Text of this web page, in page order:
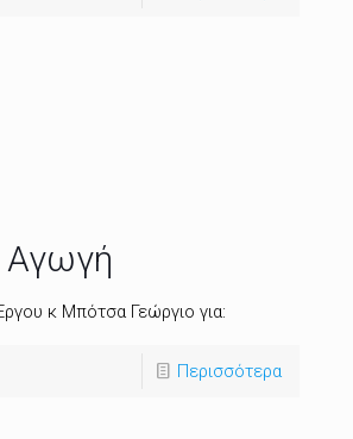
Αγωγή
κ Μπότσα Γεώργιο για:
Περισσότερα